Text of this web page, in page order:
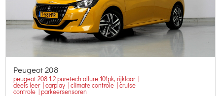
Peugeot 208
peugeot 208 1.2 puretech allure 101pk, rijklaar |
deels leer | carplay | climate controle | cruise
controle | parkeersensoren